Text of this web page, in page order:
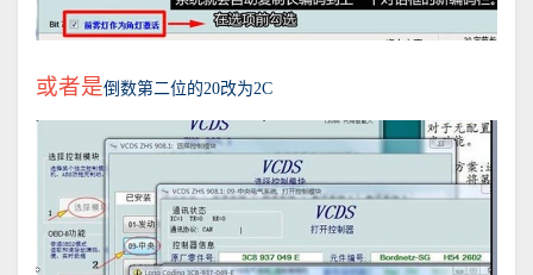
或者是倒数第二位的20改为2C